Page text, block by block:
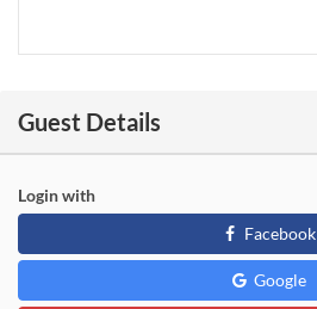
Guest Details
Login with
Facebook
Google